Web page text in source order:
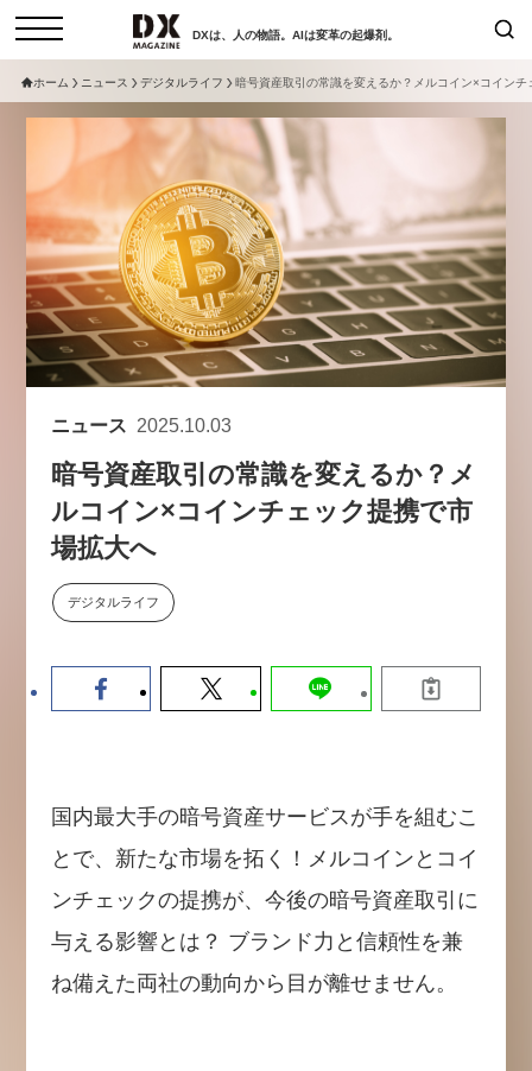
DXは、人の物語。AIは変革の起爆剤。
インタビュー
セミナー ニュース
サービスメニュー 日本オムニチャネル協会
トップページ
特集
動画
サイトマップ
お問い合わせ
個人情報保護法について
採用情報
検索
現在開催予定のセミナー
セミナー
【8/12開催】「イノベーションを
数値化する」～投資される事業の
学ぶ資金調達・巻き込みのリアル
2026-06-10
セミナー
ホーム ニュース デジタルライフ 暗号資産取引の常識を変えるか？メルコイン×コインチ
ニュース 2025.10.03
暗号資産取引の常識を変えるか？メ
ルコイン×コインチェック提携で市
場拡大へ
デジタルライフ
国内最大手の暗号資産サービスが手を組むこ
とで、新たな市場を拓く！メルコインとコイ
ンチェックの提携が、今後の暗号資産取引に
与える影響とは？ ブランド力と信頼性を兼
ね備えた両社の動向から目が離せません。